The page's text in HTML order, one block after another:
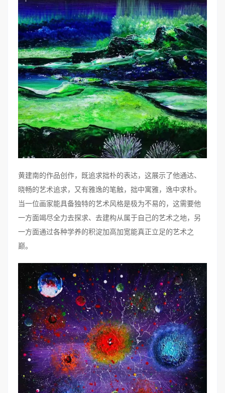
黄建南的作品创作，既追求拙朴的表达，这展示了他通达、
晓畅的艺术追求，又有雅逸的笔触，拙中寓雅，逸中求朴。
当一位画家能具备独特的艺术风格是极为不易的，这需要他
一方面竭尽全力去探求、去建构从属于自己的艺术之地，另
一方面通过各种学养的积淀加高加宽能真正立足的艺术之
巅。